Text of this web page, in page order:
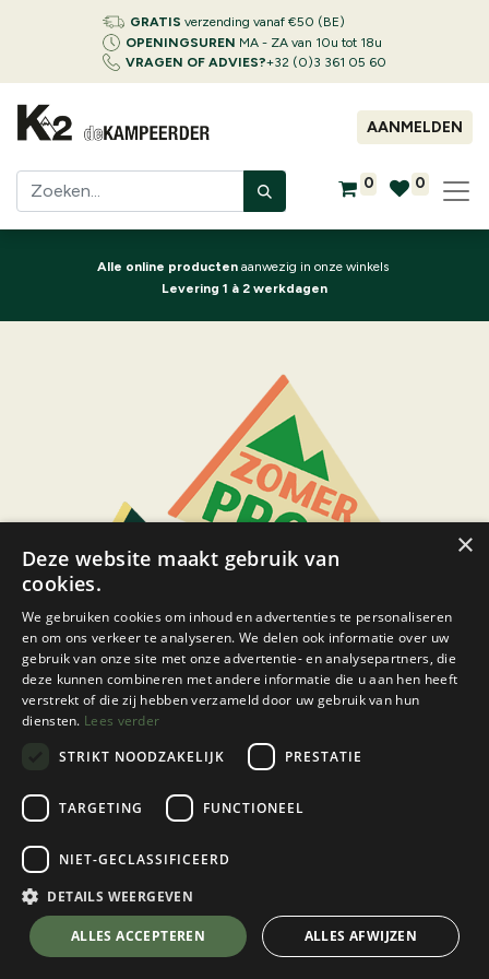
GRATIS verzending vanaf €50 (BE)
OPENINGSUREN MA - ZA van 10u tot 18u
VRAGEN OF ADVIES?+32 (0)3 361 05 60
AANMELDEN
0 0
Alle online producten aanwezig in onze winkels
Levering 1 à 2 werkdagen
×
Deze website maakt gebruik van
cookies.
We gebruiken cookies om inhoud en advertenties te personaliseren
en om ons verkeer te analyseren. We delen ook informatie over uw
gebruik van onze site met onze advertentie- en analysepartners, die
deze kunnen combineren met andere informatie die u aan hen heeft
verstrekt of die zij hebben verzameld door uw gebruik van hun
diensten. Lees verder
STRIKT NOODZAKELIJK
PRESTATIE
TARGETING FUNCTIONEEL
NIET-GECLASSIFICEERD
DETAILS WEERGEVEN
ALLES ACCEPTEREN ALLES AFWIJZEN